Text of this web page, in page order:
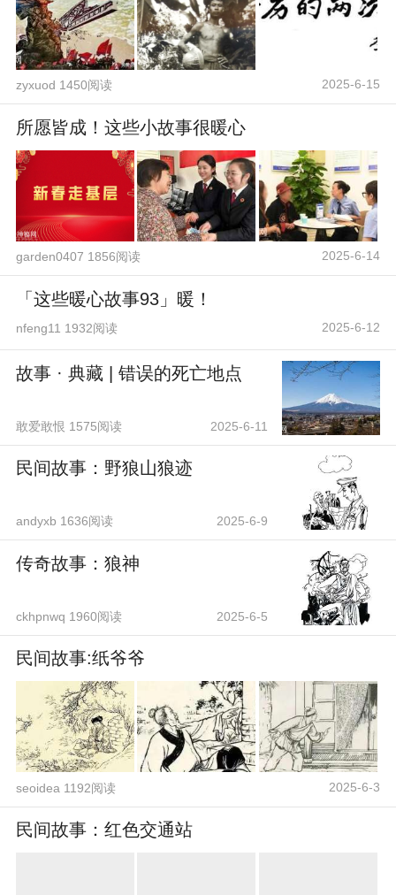
zyxuod 1450阅读 2025-6-15
所愿皆成！这些小故事很暖心
garden0407 1856阅读 2025-6-14
「这些暖心故事93」暖！
nfeng11 1932阅读 2025-6-12
故事 · 典藏 | 错误的死亡地点
敢爱敢恨 1575阅读 2025-6-11
民间故事：野狼山狼迹
andyxb 1636阅读 2025-6-9
传奇故事：狼神
ckhpnwq 1960阅读 2025-6-5
民间故事:纸爷爷
seoidea 1192阅读 2025-6-3
民间故事：红色交通站